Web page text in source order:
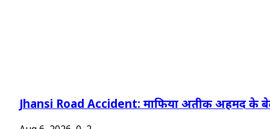
Jhansi Road Accident: माफिया अतीक अहमद के